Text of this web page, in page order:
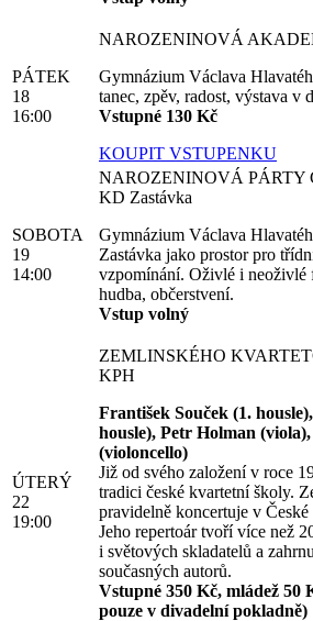
PÁTEK
18
16:00
NAROZENINOVÁ
Gymnázium Václava
tanec, zpěv, radost, výstava v
Vstupné 130 Kč
KOUPIT VSTUPENKU
SOBOTA
19
14:00
NAROZENINOVÁ PÁRTY
KD Zastávka
Gymnázium Václava
Zastávka jako prostor pro
vzpomínání. Oživlé i neoživlé
hudba, občerstvení.
Vstup volný
ÚTERÝ
22
19:00
ZEMLINSKÉHO
KPH
František Souček (1.
housle), Petr Holman
(violoncello)
Již od svého založení v roce
tradici české kvartetní školy.
pravidelně koncertuje v
Jeho repertoár tvoří více než
i světových skladatelů a
současných autorů.
Vstupné 350 Kč, mládež 50
pouze v divadelní pokladně)